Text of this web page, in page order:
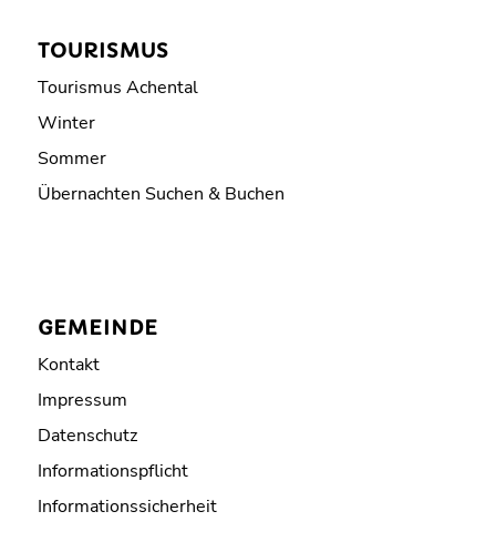
TOURISMUS
Tourismus Achental
Winter
Sommer
Übernachten Suchen & Buchen
GEMEINDE
Kontakt
Impressum
Datenschutz
Informationspflicht
Informationssicherheit